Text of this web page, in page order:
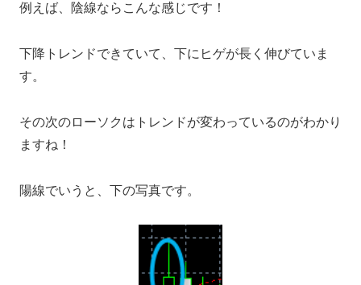
例えば、陰線ならこんな感じです！
下降トレンドできていて、下にヒゲが長く伸びていま
す。
その次のローソクはトレンドが変わっているのがわかり
ますね！
陽線でいうと、下の写真です。